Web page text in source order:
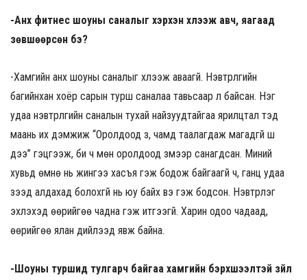
-Анх фитнес шоуны саналыг хэрхэн хүлээж авч, яагаад
зөвшөөрсөн бэ?
-Хамгийн анх шоуны саналыг хүлээж аваагүй. Нэвтрүүлгийн
багийнхан хоёр сарын турш саналаа тавьсаар л байсан. Нэг
удаа нэвтрүүлгийн саналын тухай найзуудтайгаа ярилцтал тэд
маань их дэмжиж “Оролдоод үз, чамд таалагдаж магадгүй шүү
дээ” гэцгээж, би ч мөн оролдоод үзмээр санагдсан. Миний
хувьд өмнө нь жингээ хасъя гэж бодож байгаагүй ч, ганц удаа
үзээд алдахад болохгүй нь юу байх вэ гэж бодсон. Нэвтрүүлэг
эхлэхэд өөрийгөө чадна гэж итгээгүй. Харин одоо чадаад,
өөрийгөө ялан дийлээд явж байна.
-Шоуны туршид тулгарч байгаа хамгийн бэрхшээлтэй зүйл